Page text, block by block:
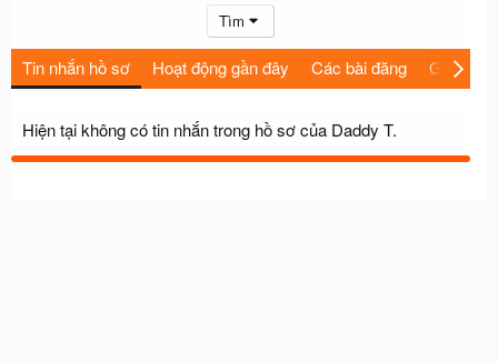
Tìm
Tin nhắn hồ sơ Hoạt động gần đây Các bài đăng Giới thiệu
Hiện tại không có tin nhắn trong hồ sơ của Daddy T.